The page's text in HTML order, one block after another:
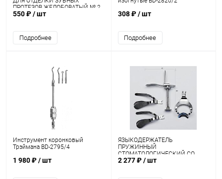
ПРОТЕЗОВ ЖЕЛОБОВАТЫЙ № 2
"М-МИЗ"
550 ₽/ шт
Подробнее
308 ₽/ шт
Подробнее
Инструмент коронковый
Трэймана BD-2795/4
1 980 ₽/ шт
ЯЗЫКОДЕРЖАТЕЛЬ
ПРУЖИННЫЙ
СТОМАТОЛОГИЧЕСКИЙ СО
СМЕННЫМИ ЛОЖКАМИ
2 277 ₽/ шт